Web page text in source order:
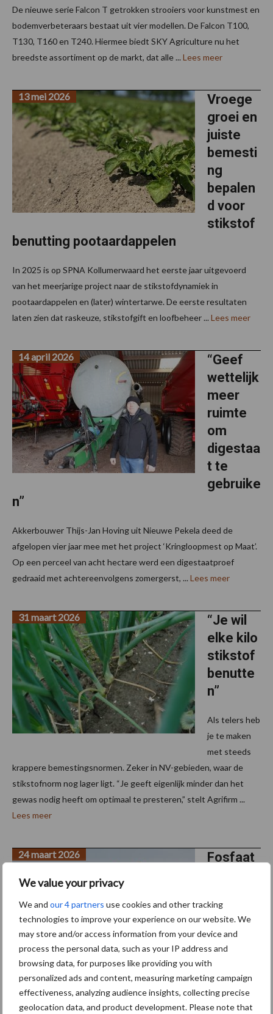
We value your privacy
We and our 4 partners use cookies and other tracking
technologies to improve your experience on our website. We
may store and/or access information from your device and
process the personal data, such as your IP address and
browsing data, for purposes like providing you with
personalized ads and content, measuring marketing campaign
effectiveness, analyzing audience insights, collecting precise
geolocation data, and product development. Please note that
De nieuwe serie Falcon T getrokken strooiers voor kunstmest en
bodemverbeteraars bestaat uit vier modellen. De Falcon T100,
T130, T160 en T240. Hiermee biedt SKY Agriculture nu het
breedste assortiment op de markt, dat alle ... Lees meer
Vroege
groei en
juiste
bemesti
ng
bepalen
d voor
stikstof
benutting pootaardappelen
13 mei 2026
In 2025 is op SPNA Kollumerwaard het eerste jaar uitgevoerd
van het meerjarige project naar de stikstofdynamiek in
pootaardappelen en (later) wintertarwe. De eerste resultaten
laten zien dat raskeuze, stikstofgift en loofbeheer ... Lees meer
“Geef
wettelijk
meer
ruimte
om
digestaa
t te
gebruike
n”
14 april 2026
Akkerbouwer Thijs-Jan Hoving uit Nieuwe Pekela deed de
afgelopen vier jaar mee met het project ‘Kringloopmest op Maat’.
Op een perceel van acht hectare werd een digestaatproef
gedraaid met achtereenvolgens zomergerst, ... Lees meer
“Je wil
elke kilo
stikstof
benutte
n”
31 maart 2026
Als telers heb
je te maken
met steeds
krappere bemestingsnormen. Zeker in NV-gebieden, waar de
stikstofnorm nog lager ligt. “Je geeft eigenlijk minder dan het
gewas nodig heeft om optimaal te presteren,” stelt Agrifirm ...
Lees meer
Fosfaat
uimte
slim
benutte
n
24 maart 2026
Als akkerbouwer wil je het maximale uit je grond halen, binnen de
geldende regels. Juist rondom bemesting en gebruiksnormen zijn